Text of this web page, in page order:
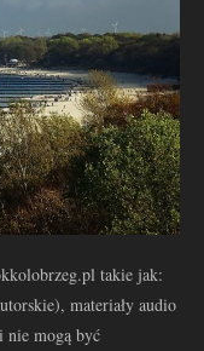
takie jak:
materiały audio
nie mogą być